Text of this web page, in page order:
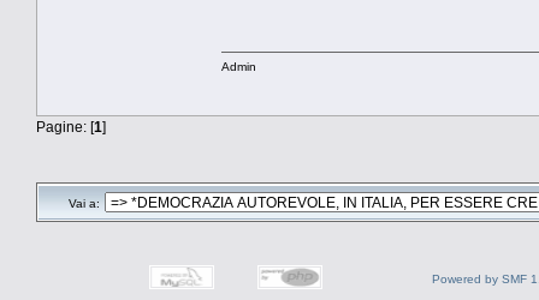
Admin
Pagine: [1]
Vai a:
Powered by SMF